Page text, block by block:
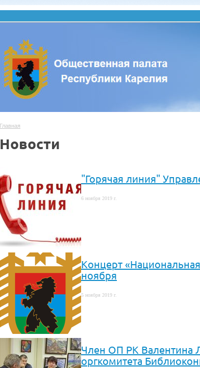
Главная
Новости
"Горячая линия"
6 ноября 2019 г.
Концерт
ноября
5 ноября 2019 г.
Член ОП РК Валентина
оргкомитета